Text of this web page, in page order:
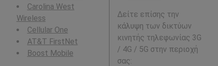
Carolina West
Wireless
Cellular One
AT&T FirstNet
Boost Mobile
Δείτε επίσης την
κάλυψη των δικτύων
κινητής τηλεφωνίας 3G
/ 4G / 5G στην περιοχή
σας: